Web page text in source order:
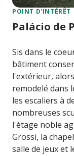
POINT D'INTÉRÊT
Palácio de
Sis dans le
bâtiment
l'extérieur,
remodelé dans
les escaliers à
nombreuses
l'étage noble
Grossi, la
salle de jeux et